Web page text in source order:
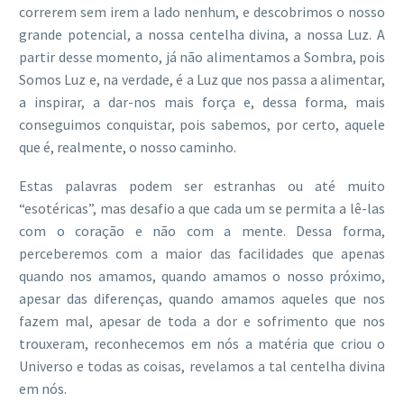
correrem sem irem a lado nenhum, e descobrimos o nosso
grande potencial, a nossa centelha divina, a nossa Luz. A
partir desse momento, já não alimentamos a Sombra, pois
Somos Luz e, na verdade, é a Luz que nos passa a alimentar,
a inspirar, a dar-nos mais força e, dessa forma, mais
conseguimos conquistar, pois sabemos, por certo, aquele
que é, realmente, o nosso caminho.
Estas palavras podem ser estranhas ou até muito
“esotéricas”, mas desafio a que cada um se permita a lê-las
com o coração e não com a mente. Dessa forma,
perceberemos com a maior das facilidades que apenas
quando nos amamos, quando amamos o nosso próximo,
apesar das diferenças, quando amamos aqueles que nos
fazem mal, apesar de toda a dor e sofrimento que nos
trouxeram, reconhecemos em nós a matéria que criou o
Universo e todas as coisas, revelamos a tal centelha divina
em nós.